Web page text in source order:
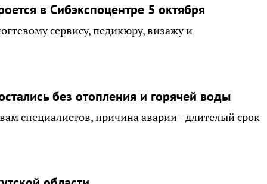
в Сибэкспоцентре 5 октября
сервису, педикюру, визажу и
без отопления и горячей воды
специалистов, причина аварии - длителый срок